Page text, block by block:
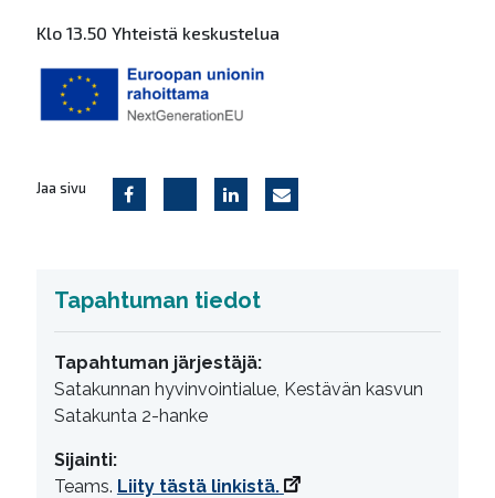
Klo 13.50 Yhteistä keskustelua
Jaa sivu
Tapahtuman tiedot
Tapahtuman järjestäjä:
Satakunnan hyvinvointialue, Kestävän kasvun
Satakunta 2-hanke
Sijainti:
Teams. Liity tästä linkistä.